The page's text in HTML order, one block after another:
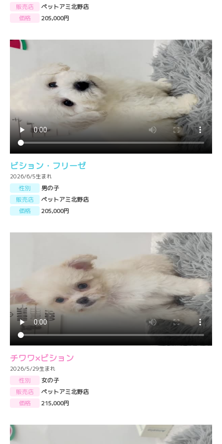
販売店
ペットアミ北野店
価格
205,000円
ビション・フリーゼ
2026/6/5生まれ
性別
男の子
販売店
ペットアミ北野店
価格
205,000円
チワワ×ビション
2026/5/29生まれ
性別
女の子
販売店
ペットアミ北野店
価格
215,000円